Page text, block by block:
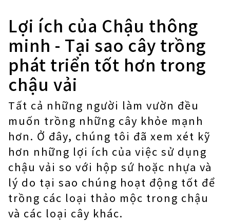
Lợi ích của Chậu thông
minh - Tại sao cây trồng
phát triển tốt hơn trong
chậu vải
Tất cả những người làm vườn đều
muốn trồng những cây khỏe mạnh
hơn. Ở đây, chúng tôi đã xem xét kỹ
hơn những lợi ích của việc sử dụng
chậu vải so với hộp sứ hoặc nhựa và
lý do tại sao chúng hoạt động tốt để
trồng các loại thảo mộc trong chậu
và các loại cây khác.